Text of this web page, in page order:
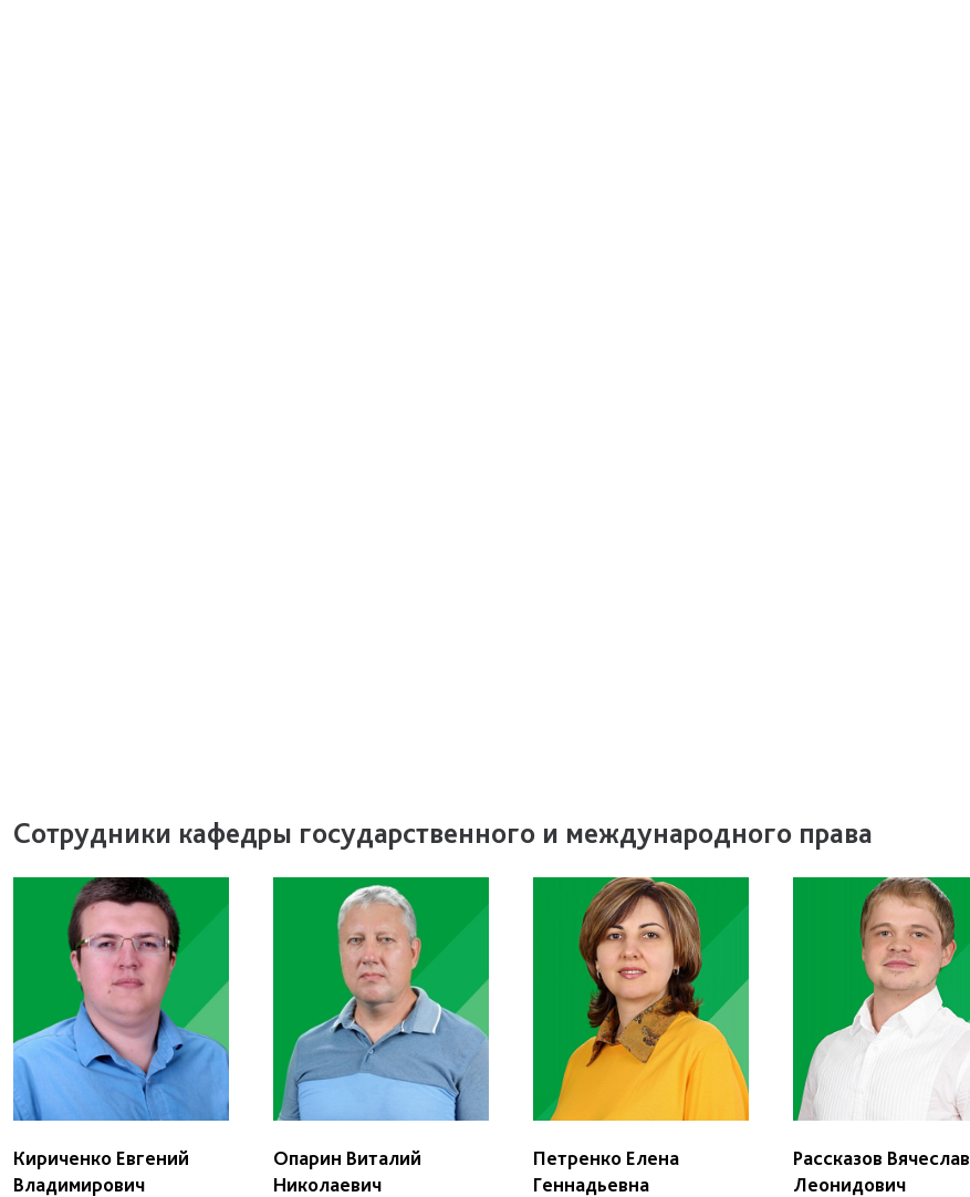
Сотрудники кафедры государственного и международного права
Кириченко Евгений
Владимирович
Опарин Виталий
Николаевич
Петренко Елена
Геннадьевна
Рассказов Вячеслав
Леонидович